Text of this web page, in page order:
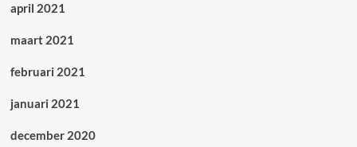
april 2021
maart 2021
februari 2021
januari 2021
december 2020